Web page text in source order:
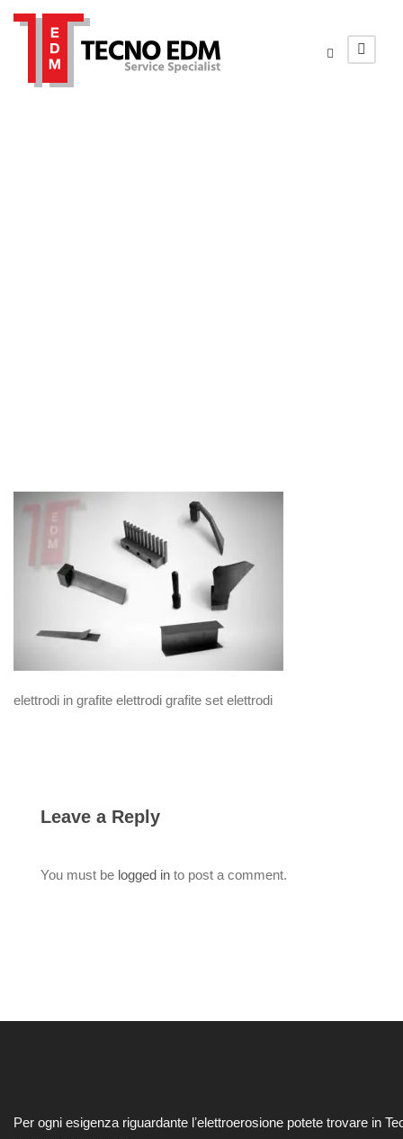
elettrodi in grafite elettrodi grafite set elettrodi
Leave a Reply
You must be logged in to post a comment.
Per ogni esigenza riguardante lʼelettroerosione potete trovare in